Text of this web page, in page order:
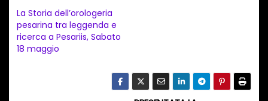
t
o
i
La Storia dell’orologeria
pesarina tra leggenda e
ricerca a Pesariis, Sabato
18 maggio